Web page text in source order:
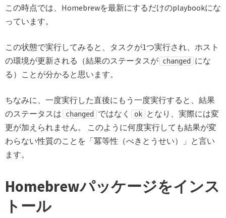
この時点では、Homebrewを最新にするだけのplaybookにな
っています。
この状態で実行してみると、タスクが1つ実行され、ホスト
の環境が更新される（結果のステータスが changed
にな
る）ことが分かると思います。
ちなみに、一度実行した直後にもう一度実行すると、結果
のステータスは
changed ではなく ok
となり、実際には変
更が加えられません。 このように何度実行しても結果が変
わらない性質のことを「冪等性（べきとうせい）」と言い
ます。
Homebrewパッケージをインス
トール